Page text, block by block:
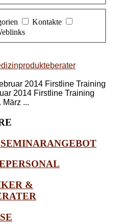
Kontakte
2014 Firstline Training
2014 Firstline Training
...
&